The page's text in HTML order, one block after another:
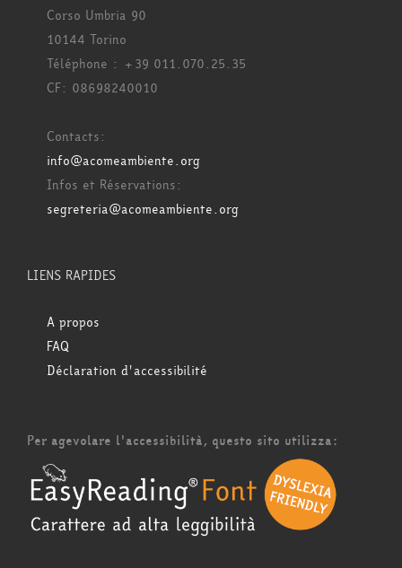
Corso Umbria 90
10144 Torino
Téléphone : +39 011.070.25.35
CF: 08698240010
Contacts:
info@acomeambiente.org
Infos et Réservations:
segreteria@acomeambiente.org
LIENS RAPIDES
A propos
FAQ
Déclaration d'accessibilité
Per agevolare l'accessibilità, questo sito utilizza: